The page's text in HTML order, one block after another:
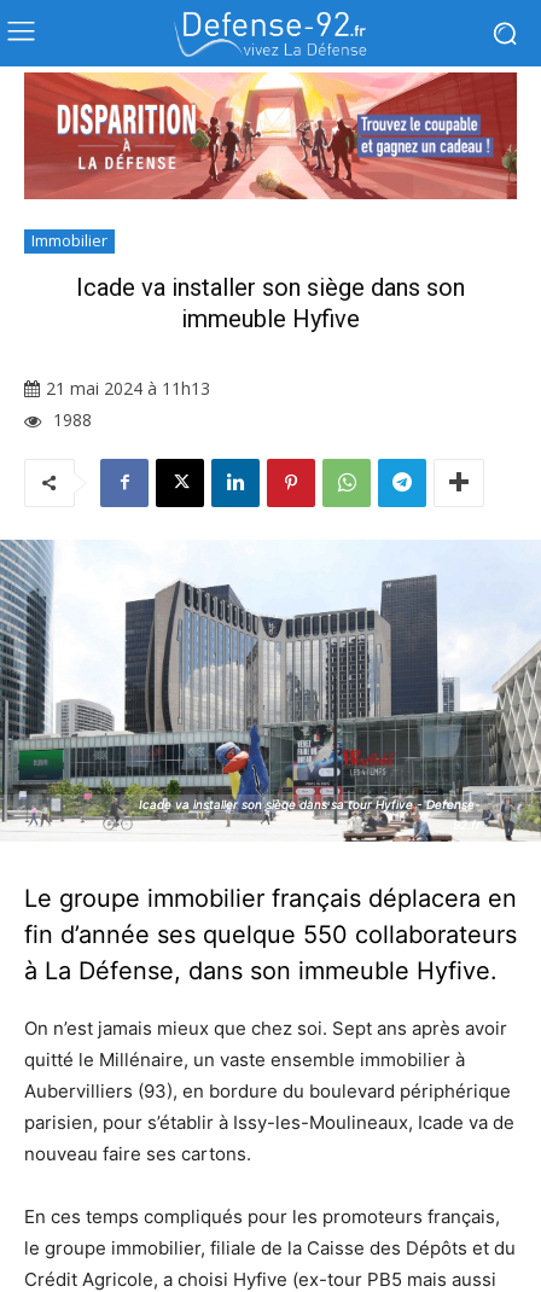
Immobilier
Icade va installer son siège dans son
immeuble Hyfive
21 mai 2024 à 11h13
1988
Icade va installer son siège dans sa tour Hyfive - Defense-
92.fr
Icade va installer son siège dans sa tour Hyfive - Defense-
92.fr
Le groupe immobilier français déplacera en
fin d’année ses quelque 550 collaborateurs
à La Défense, dans son immeuble Hyfive.
On n’est jamais mieux que chez soi. Sept ans après avoir
quitté le Millénaire, un vaste ensemble immobilier à
Aubervilliers (93), en bordure du boulevard périphérique
parisien, pour s’établir à Issy-les-Moulineaux, Icade va de
nouveau faire ses cartons.
En ces temps compliqués pour les promoteurs français,
le groupe immobilier, filiale de la Caisse des Dépôts et du
Crédit Agricole, a choisi Hyfive (ex-tour PB5 mais aussi